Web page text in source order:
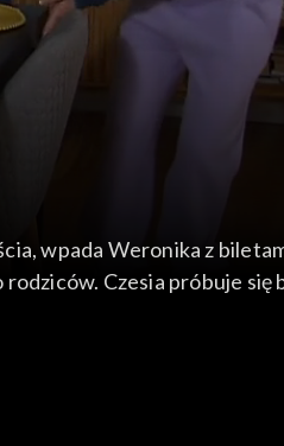
Czesia próbuje się
Zosia kłóci się z